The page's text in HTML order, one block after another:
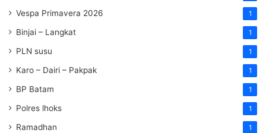
Vespa Primavera 2026 1
Binjai – Langkat 1
PLN susu 1
Karo – Dairi – Pakpak 1
BP Batam 1
Polres lhoks 1
Ramadhan 1